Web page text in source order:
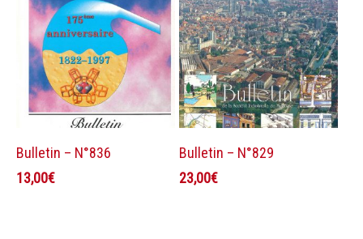
Ajouter au panier
Bulletin – N°836
13,00€
Ajouter au panier
Bulletin – N°829
23,00€